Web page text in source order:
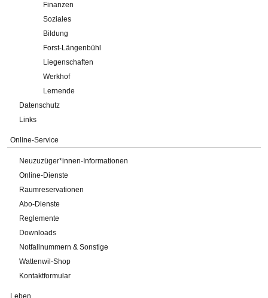
Finanzen
Soziales
Bildung
Forst-Längenbühl
Liegenschaften
Werkhof
Lernende
Datenschutz
Links
Online-Service
Neuzuzüger*innen-Informationen
Online-Dienste
Raumreservationen
Abo-Dienste
Reglemente
Downloads
Notfallnummern & Sonstige
Wattenwil-Shop
Kontaktformular
Leben